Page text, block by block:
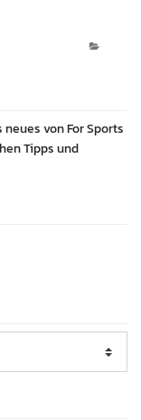
von For Sports
Tipps und